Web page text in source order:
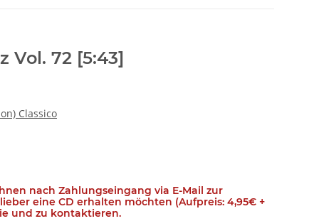
Vol. 72 [5:43]
Classico
nach Zahlungseingang via E-Mail zur
eine CD erhalten möchten (Aufpreis: 4,95€ +
und zu kontaktieren.